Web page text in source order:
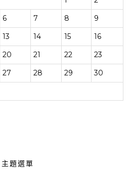
6 7 8
9
13 14 15
16
20 21 22
23
27 28 29
30
主題選單